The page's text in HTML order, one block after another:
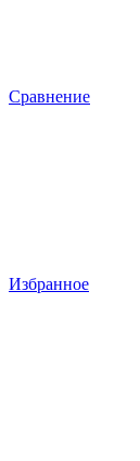
Сравнение
Избранное